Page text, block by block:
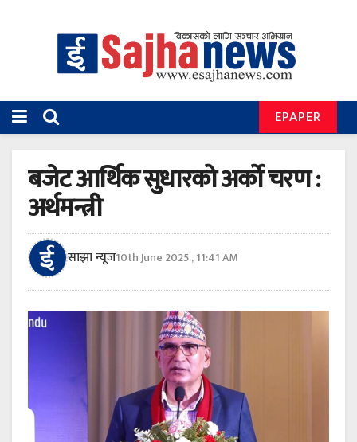
EPAPER
बजेट आर्थिक सुधारको अर्को चरण :
अर्थमन्त्री
साझा न्यूज10th June 2025 , 11:41 AM